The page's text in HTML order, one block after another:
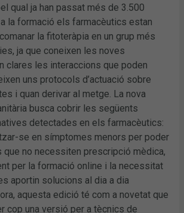
qual ja han passat més de 3.500
la formació els farmacèutics estan
la fitoteràpia en un grup més
ja que coneixen les noves
clares les interaccions que poden
uns protocols d’actuació sobre
i quan derivar al metge. La nova
busca cobrir les següents
detectades en els farmacèutics:
se en símptomes menors per poder
que no necessiten prescripció mèdica,
per la formació online i la necessitat
aportin solucions al dia a dia
aquesta edició té com a novetat que
cop una versió per a tècnics de